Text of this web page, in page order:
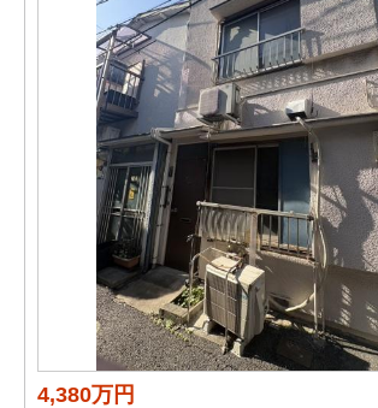
4,380万円